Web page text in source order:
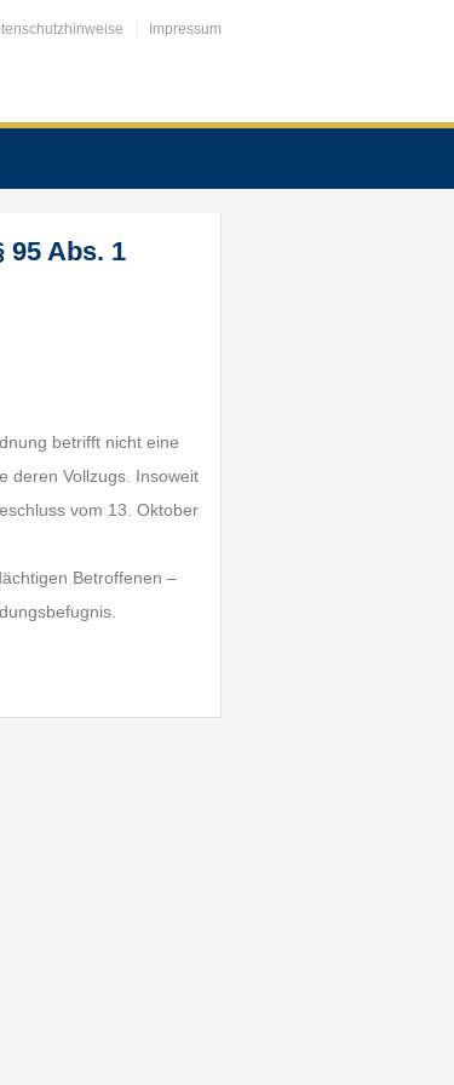
Impressum
95 Abs. 1
betrifft nicht eine
deren Vollzugs. Insoweit
vom 13. Oktober
Betroffenen –